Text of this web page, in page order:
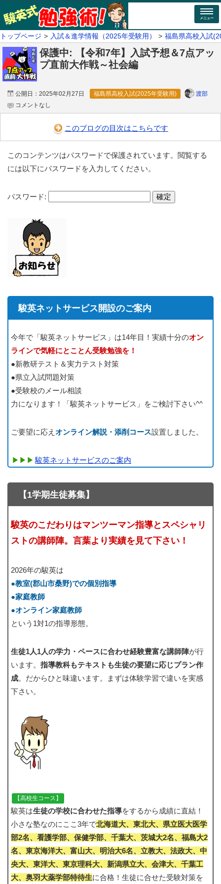
メニュー
トップページ 入試＆進学情報（2025年受験用） 福島県高校入試
保護中: 【令和7年】入試予想＆7点アッ
プ直前大作戦～社会編
公開日： 2025年02月27日 福島県高校入試(2025年受験用)
渡部
コメントなし
このブログの目次はこちらです
このコンテンツはパスワードで保護されています。閲覧する
には以下にパスワードを入力してください。
パスワード:
駿英ネットサービス開設のご案内
今年で「駿英ネットサービス」は14年目！実績十分のオン
ラインで気軽にとことん受験勉強を！
●新教研テスト＆実力テスト対策
●県立入試問題対策
●受験校のメール相談
力になります！「駿英ネットサービス」をご検討下さい^^
ご要望に応え オンライン解説・添削コース設置しました。
駿英ネットサービスのご案内
【1学期生徒募集】
駿英のこだわりはマンツーマン指導とスペシャリ
ストの講師陣。言葉より実績を見て下さい！
2026年の駿英は
●教室(郡山市桑野)での個別指導
●家庭教師
●オンライン家庭教師
という1対1の指導形態。
生徒1人1人の学力・ペースに合わせ経験豊富な講師陣が行
います。 指導教科もテキストも生徒の要望に応じプラン作
成。だからひと味違います。まずは体験学習で違いを実感
下さい。
【高校生コース】
駿英は生徒の学校に合わせた指導をするから成績に直結！
小さな塾なのにここ3年で北海道大、東北大、県立医大医学
部2名、看護学部、保健学部、千葉大、茨城大2名、福島大2
名、東京海洋大、富山大、明治大6名、立教大、法政大、中
央大、東洋大、東京理科大、新潟県立大、会津大、千葉工
大、奥羽大薬学部特待生に合格！生徒に合せた受験対策を